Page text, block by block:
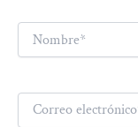
Nombre*
Correo
electrónico*